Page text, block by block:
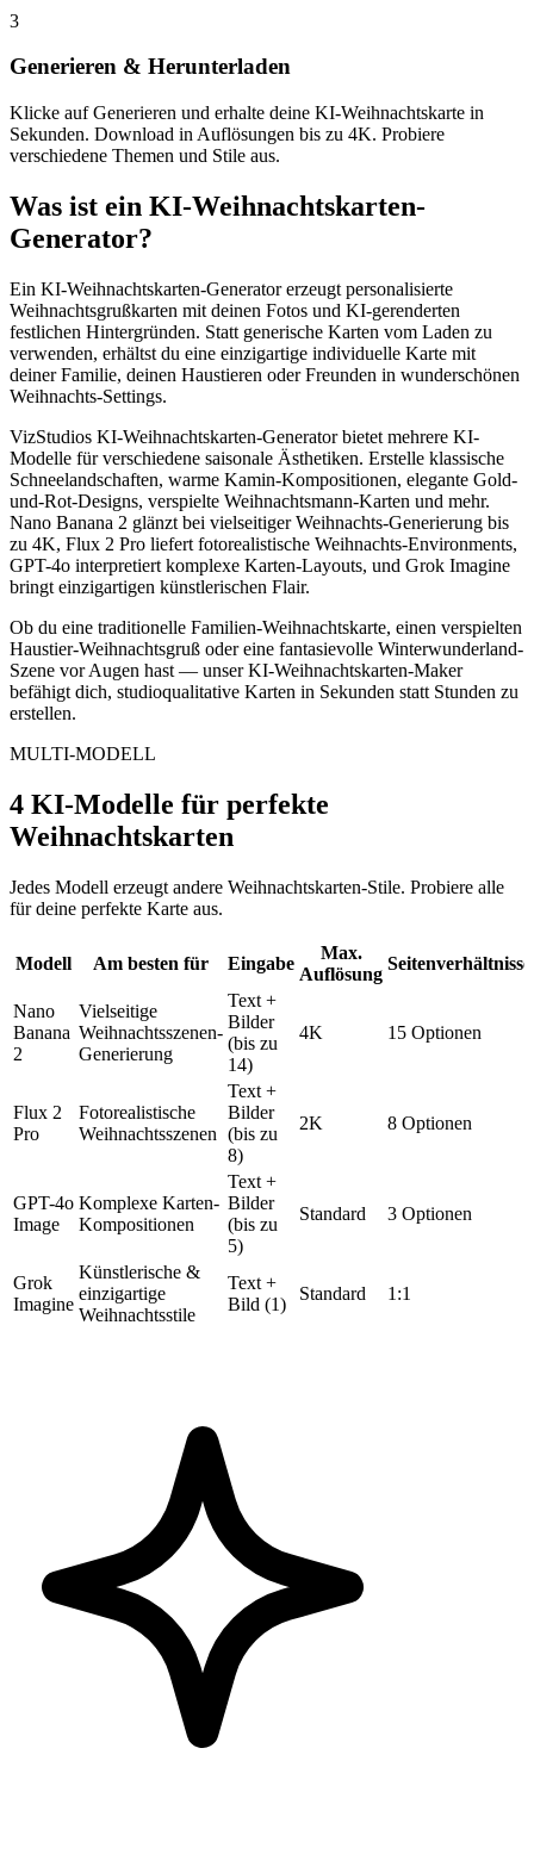
3
Generieren & Herunterladen
Klicke auf Generieren und erhalte deine KI-Weihnachtskarte in
Sekunden. Download in Auflösungen bis zu 4K. Probiere
verschiedene Themen und Stile aus.
Was ist ein KI-Weihnachtskarten-
Generator?
Ein KI-Weihnachtskarten-Generator erzeugt personalisierte
Weihnachtsgrußkarten mit deinen Fotos und KI-gerenderten
festlichen Hintergründen. Statt generische Karten vom Laden zu
verwenden, erhältst du eine einzigartige individuelle Karte mit
deiner Familie, deinen Haustieren oder Freunden in wunderschönen
Weihnachts-Settings.
VizStudios KI-Weihnachtskarten-Generator bietet mehrere KI-
Modelle für verschiedene saisonale Ästhetiken. Erstelle klassische
Schneelandschaften, warme Kamin-Kompositionen, elegante Gold-
und-Rot-Designs, verspielte Weihnachtsmann-Karten und mehr.
Nano Banana 2 glänzt bei vielseitiger Weihnachts-Generierung bis
zu 4K, Flux 2 Pro liefert fotorealistische Weihnachts-Environments,
GPT-4o interpretiert komplexe Karten-Layouts, und Grok Imagine
bringt einzigartigen künstlerischen Flair.
Ob du eine traditionelle Familien-Weihnachtskarte, einen verspielten
Haustier-Weihnachtsgruß oder eine fantasievolle Winterwunderland-
Szene vor Augen hast — unser KI-Weihnachtskarten-Maker
befähigt dich, studioqualitative Karten in Sekunden statt Stunden zu
erstellen.
MULTI-MODELL
4 KI-Modelle für perfekte
Weihnachtskarten
Jedes Modell erzeugt andere Weihnachtskarten-Stile. Probiere alle
für deine perfekte Karte aus.
Modell Am besten für Eingabe
Max.
Auflösung
Seitenverhältnisse
Nano
Banana
2
Vielseitige
Weihnachtsszenen-
Generierung
Text +
Bilder
(bis zu
14)
4K 15 Optionen
Flux 2
Pro
Fotorealistische
Weihnachtsszenen
Text +
Bilder
(bis zu
8)
2K 8 Optionen
GPT-4o
Image
Komplexe Karten-
Kompositionen
Text +
Bilder
(bis zu
5)
Standard 3 Optionen
Grok
Imagine
Künstlerische &
einzigartige
Weihnachtsstile
Text +
Bild (1)
Standard 1:1